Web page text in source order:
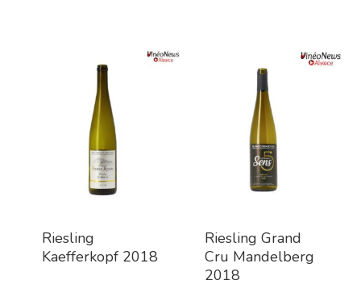
Riesling
Kaefferkopf 2018
Riesling Grand
Cru Mandelberg
2018